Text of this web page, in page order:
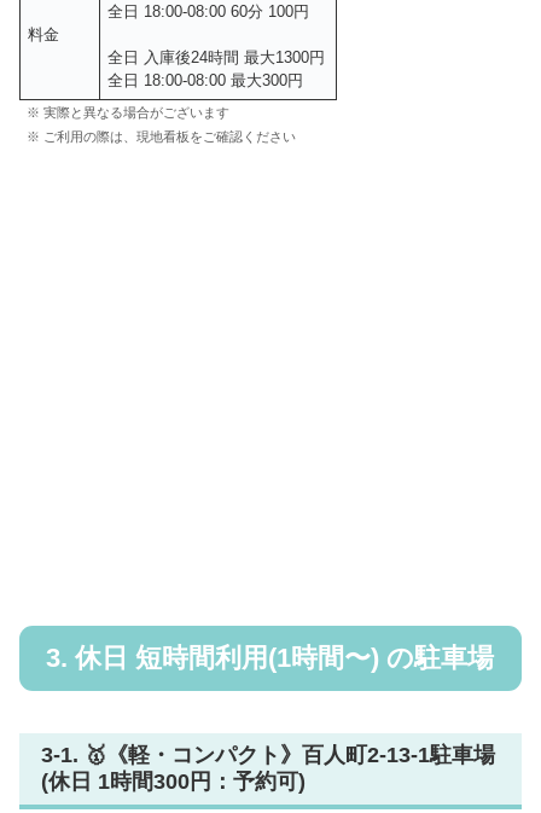
料金
全日 18:00-08:00 60分 100円
全日 入庫後24時間 最大1300円
全日 18:00-08:00 最大300円
※ 実際と異なる場合がございます
※ ご利用の際は、現地看板をご確認ください
3. 休日 短時間利用(1時間〜) の駐車場
3-1. 🥇《軽・コンパクト》百人町2-13-1駐車場
(休日 1時間300円：予約可)